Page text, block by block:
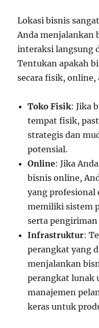
Lokasi bisnis
Anda menjalankan
interaksi langsung
Tentukan apakah
secara fisik, online,
Toko Fisik: Jika
tempat fisik,
strategis dan
potensial.
Online: Jika
bisnis online,
yang profesional
memiliki sistem
serta
Infrastruktur:
perangkat yang
menjalankan
perangkat lunak
manajemen
keras untuk